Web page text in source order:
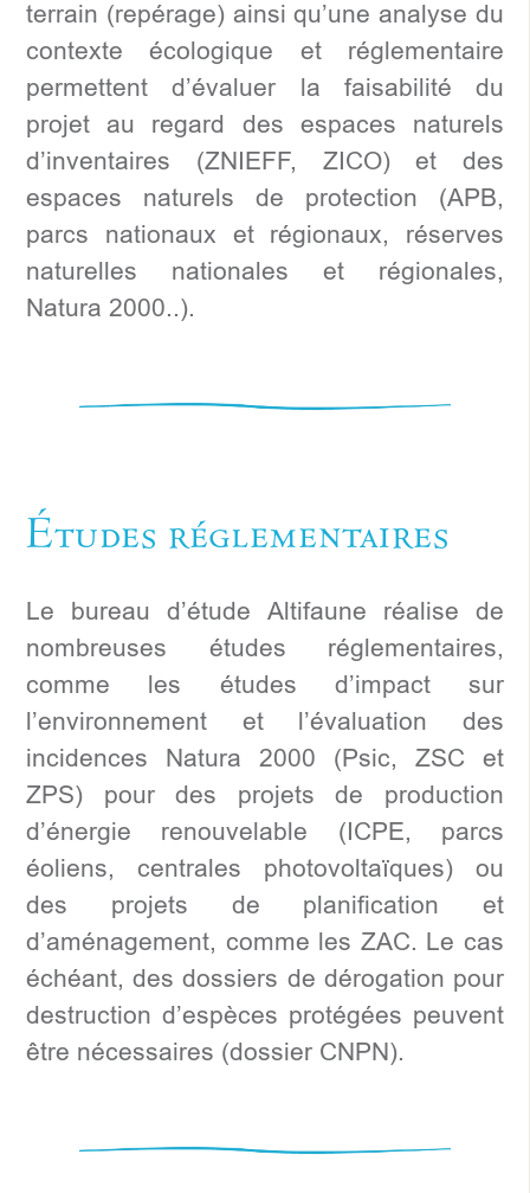
terrain (repérage) ainsi qu’une analyse du
contexte écologique et réglementaire
permettent d’évaluer la faisabilité du
projet au regard des espaces naturels
d’inventaires (ZNIEFF, ZICO) et des
espaces naturels de protection (APB,
parcs nationaux et régionaux, réserves
naturelles nationales et régionales,
Natura 2000..).
Études réglementaires
Le bureau d’étude Altifaune réalise de
nombreuses études réglementaires,
comme les études d’impact sur
l’environnement et l’évaluation des
incidences Natura 2000 (Psic, ZSC et
ZPS) pour des projets de production
d’énergie renouvelable (ICPE, parcs
éoliens, centrales photovoltaïques) ou
des projets de planification et
d’aménagement, comme les ZAC. Le cas
échéant, des dossiers de dérogation pour
destruction d’espèces protégées peuvent
être nécessaires (dossier CNPN).